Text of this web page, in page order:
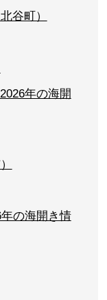
谷町）
年の海開
の海開き情